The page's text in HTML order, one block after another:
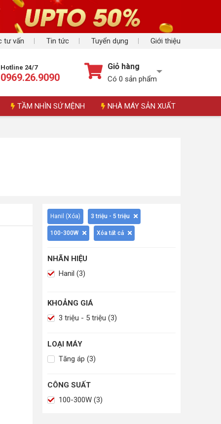
tư vấn Tin tức Tuyển dụng Giới thiệu
Hotline 24/7
0969.26.9090
Giỏ hàng
Có 0 sản phẩm
TẦM NHÌN SỨ MỆNH NHÀ MÁY SẢN XUẤT
Hanil (Xóa) 3 triệu - 5 triệu
100-300W Xóa tất cả
NHÃN HIỆU
Hanil (3)
KHOẢNG GIÁ
3 triệu - 5 triệu (3)
LOẠI MÁY
Tăng áp (3)
CÔNG SUẤT
100-300W (3)